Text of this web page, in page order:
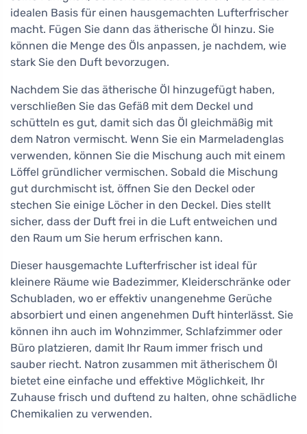
idealen Basis für einen hausgemachten Lufterfrischer
macht. Fügen Sie dann das ätherische Öl hinzu. Sie
können die Menge des Öls anpassen, je nachdem, wie
stark Sie den Duft bevorzugen.
Nachdem Sie das ätherische Öl hinzugefügt haben,
verschließen Sie das Gefäß mit dem Deckel und
schütteln es gut, damit sich das Öl gleichmäßig mit
dem Natron vermischt. Wenn Sie ein Marmeladenglas
verwenden, können Sie die Mischung auch mit einem
Löffel gründlicher vermischen. Sobald die Mischung
gut durchmischt ist, öffnen Sie den Deckel oder
stechen Sie einige Löcher in den Deckel. Dies stellt
sicher, dass der Duft frei in die Luft entweichen und
den Raum um Sie herum erfrischen kann.
Dieser hausgemachte Lufterfrischer ist ideal für
kleinere Räume wie Badezimmer, Kleiderschränke oder
Schubladen, wo er effektiv unangenehme Gerüche
absorbiert und einen angenehmen Duft hinterlässt. Sie
können ihn auch im Wohnzimmer, Schlafzimmer oder
Büro platzieren, damit Ihr Raum immer frisch und
sauber riecht. Natron zusammen mit ätherischem Öl
bietet eine einfache und effektive Möglichkeit, Ihr
Zuhause frisch und duftend zu halten, ohne schädliche
Chemikalien zu verwenden.